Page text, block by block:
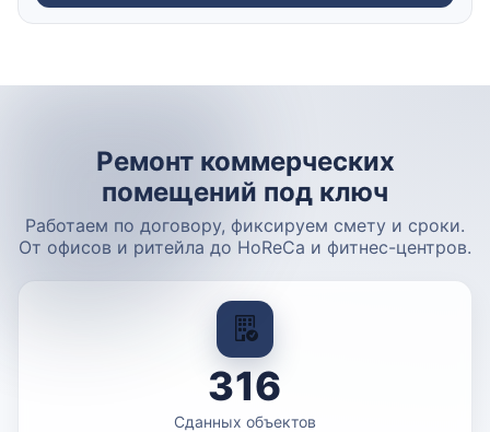
Ремонт коммерческих
помещений под ключ
Работаем по договору, фиксируем смету и сроки.
От офисов и ритейла до HoReCa и фитнес-центров.
316
Сданных объектов